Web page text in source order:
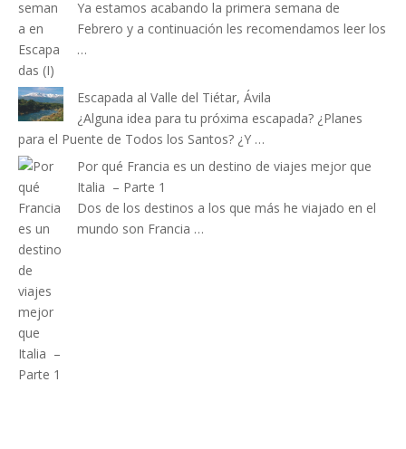
Ya estamos acabando la primera semana de
Febrero y a continuación les recomendamos leer los
…
Escapada al Valle del Tiétar, Ávila
¿Alguna idea para tu próxima escapada? ¿Planes
para el Puente de Todos los Santos? ¿Y …
Por qué Francia es un destino de viajes mejor que
Italia – Parte 1
Dos de los destinos a los que más he viajado en el
mundo son Francia …